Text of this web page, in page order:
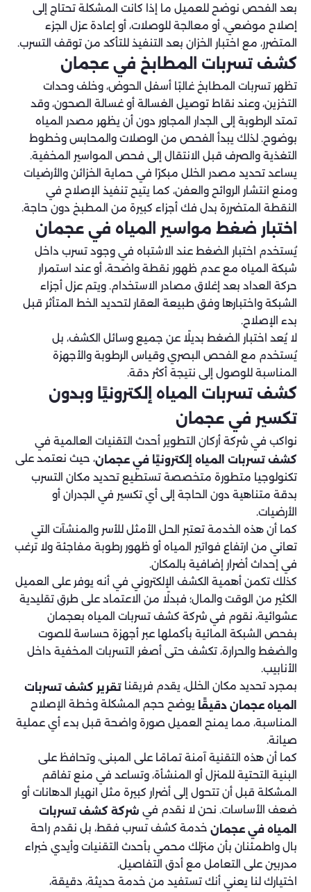
بعد الفحص نوضح للعميل ما إذا كانت المشكلة تحتاج إلى
إصلاح موضعي، أو معالجة للوصلات، أو إعادة عزل الجزء
المتضرر، مع اختبار الخزان بعد التنفيذ للتأكد من توقف التسرب.
كشف تسربات المطابخ في عجمان
تظهر تسربات المطابخ غالبًا أسفل الحوض، وخلف وحدات
التخزين، وعند نقاط توصيل الغسالة أو غسالة الصحون، وقد
تمتد الرطوبة إلى الجدار المجاور دون أن يظهر مصدر المياه
بوضوح. لذلك يبدأ الفحص من الوصلات والمحابس وخطوط
التغذية والصرف قبل الانتقال إلى فحص المواسير المخفية.
يساعد تحديد مصدر الخلل مبكرًا في حماية الخزائن والأرضيات
ومنع انتشار الروائح والعفن، كما يتيح تنفيذ الإصلاح في
النقطة المتضررة بدل فك أجزاء كبيرة من المطبخ دون حاجة.
اختبار ضغط مواسير المياه في عجمان
يُستخدم اختبار الضغط عند الاشتباه في وجود تسرب داخل
شبكة المياه مع عدم ظهور نقطة واضحة، أو عند استمرار
حركة العداد بعد إغلاق مصادر الاستخدام. ويتم عزل أجزاء
الشبكة واختبارها وفق طبيعة العقار لتحديد الخط المتأثر قبل
بدء الإصلاح.
لا يُعد اختبار الضغط بديلًا عن جميع وسائل الكشف، بل
يُستخدم مع الفحص البصري وقياس الرطوبة والأجهزة
المناسبة للوصول إلى نتيجة أكثر دقة.
كشف تسربات المياه إلكترونيًا وبدون
تكسير في عجمان
نواكب في شركة أركان التطوير أحدث التقنيات العالمية في
كشف تسربات المياه إلكترونيًا في عجمان، حيث نعتمد على
تكنولوجيا متطورة متخصصة تستطيع تحديد مكان التسرب
بدقة متناهية دون الحاجة إلى أي تكسير في الجدران أو
الأرضيات.
كما أن هذه الخدمة تعتبر الحل الأمثل للأسر والمنشآت التي
تعاني من ارتفاع فواتير المياه أو ظهور رطوبة مفاجئة ولا ترغب
في إحداث أضرار إضافية بالمكان.
كذلك تكمن أهمية الكشف الإلكتروني في أنه يوفر على العميل
الكثير من الوقت والمال؛ فبدلًا من الاعتماد على طرق تقليدية
عشوائية، نقوم في شركة كشف تسربات المياه بعجمان
بفحص الشبكة المائية بأكملها عبر أجهزة حساسة للصوت
والضغط والحرارة، تكشف حتى أصغر التسربات المخفية داخل
الأنابيب.
بمجرد تحديد مكان الخلل، يقدم فريقنا تقرير كشف تسربات
المياه عجمان دقيقًا يوضح حجم المشكلة وخطة الإصلاح
المناسبة، مما يمنح العميل صورة واضحة قبل بدء أي عملية
صيانة.
كما أن هذه التقنية آمنة تمامًا على المبنى، وتحافظ على
البنية التحتية للمنزل أو المنشأة، وتساعد في منع تفاقم
المشكلة قبل أن تتحول إلى أضرار كبيرة مثل انهيار الدهانات أو
ضعف الأساسات. نحن لا نقدم في شركة كشف تسربات
المياه في عجمان خدمة كشف تسرب فقط، بل نقدم راحة
بال واطمئنان بأن منزلك محمي بأحدث التقنيات وأيدي خبراء
مدربين على التعامل مع أدق التفاصيل.
اختيارك لنا يعني أنك تستفيد من خدمة حديثة، دقيقة،